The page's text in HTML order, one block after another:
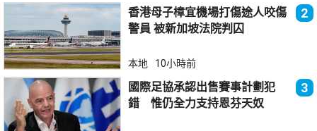
香港母子樟宜機場打傷途人咬傷
警員 被新加坡法院判囚
2
本地 10小時前
國際足協承認出售賽事計劃犯
錯 惟仍全力支持恩芬天奴
3